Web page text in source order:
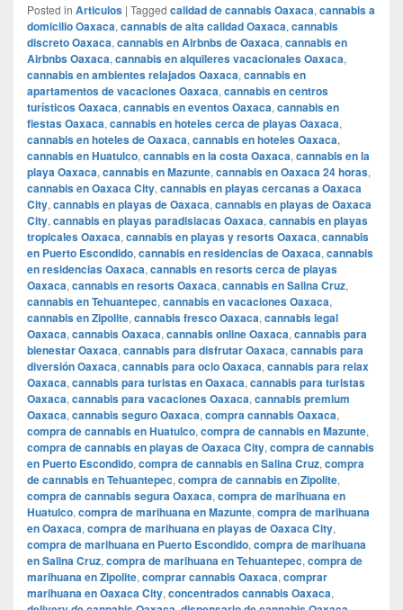
Posted in Articulos | Tagged calidad de cannabis Oaxaca, cannabis a
domicilio Oaxaca, cannabis de alta calidad Oaxaca, cannabis
discreto Oaxaca, cannabis en Airbnbs de Oaxaca, cannabis en
Airbnbs Oaxaca, cannabis en alquileres vacacionales Oaxaca,
cannabis en ambientes relajados Oaxaca, cannabis en
apartamentos de vacaciones Oaxaca, cannabis en centros
turísticos Oaxaca, cannabis en eventos Oaxaca, cannabis en
fiestas Oaxaca, cannabis en hoteles cerca de playas Oaxaca,
cannabis en hoteles de Oaxaca, cannabis en hoteles Oaxaca,
cannabis en Huatulco, cannabis en la costa Oaxaca, cannabis en la
playa Oaxaca, cannabis en Mazunte, cannabis en Oaxaca 24 horas,
cannabis en Oaxaca City, cannabis en playas cercanas a Oaxaca
City, cannabis en playas de Oaxaca, cannabis en playas de Oaxaca
City, cannabis en playas paradisiacas Oaxaca, cannabis en playas
tropicales Oaxaca, cannabis en playas y resorts Oaxaca, cannabis
en Puerto Escondido, cannabis en residencias de Oaxaca, cannabis
en residencias Oaxaca, cannabis en resorts cerca de playas
Oaxaca, cannabis en resorts Oaxaca, cannabis en Salina Cruz,
cannabis en Tehuantepec, cannabis en vacaciones Oaxaca,
cannabis en Zipolite, cannabis fresco Oaxaca, cannabis legal
Oaxaca, cannabis Oaxaca, cannabis online Oaxaca, cannabis para
bienestar Oaxaca, cannabis para disfrutar Oaxaca, cannabis para
diversión Oaxaca, cannabis para ocio Oaxaca, cannabis para relax
Oaxaca, cannabis para turistas en Oaxaca, cannabis para turistas
Oaxaca, cannabis para vacaciones Oaxaca, cannabis premium
Oaxaca, cannabis seguro Oaxaca, compra cannabis Oaxaca,
compra de cannabis en Huatulco, compra de cannabis en Mazunte,
compra de cannabis en playas de Oaxaca City, compra de cannabis
en Puerto Escondido, compra de cannabis en Salina Cruz, compra
de cannabis en Tehuantepec, compra de cannabis en Zipolite,
compra de cannabis segura Oaxaca, compra de marihuana en
Huatulco, compra de marihuana en Mazunte, compra de marihuana
en Oaxaca, compra de marihuana en playas de Oaxaca City,
compra de marihuana en Puerto Escondido, compra de marihuana
en Salina Cruz, compra de marihuana en Tehuantepec, compra de
marihuana en Zipolite, comprar cannabis Oaxaca, comprar
marihuana en Oaxaca City, concentrados cannabis Oaxaca,